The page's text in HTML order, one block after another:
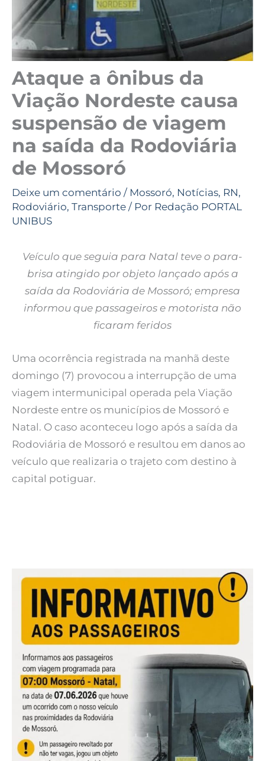
Ataque a ônibus da
Viação Nordeste causa
suspensão de viagem
na saída da Rodoviária
de Mossoró
Deixe um comentário / Mossoró, Notícias, RN,
Rodoviário, Transporte / Por Redação PORTAL
UNIBUS
Veículo que seguia para Natal teve o para-
brisa atingido por objeto lançado após a
saída da Rodoviária de Mossoró; empresa
informou que passageiros e motorista não
ficaram feridos
Uma ocorrência registrada na manhã deste
domingo (7) provocou a interrupção de uma
viagem intermunicipal operada pela Viação
Nordeste entre os municípios de Mossoró e
Natal. O caso aconteceu logo após a saída da
Rodoviária de Mossoró e resultou em danos ao
veículo que realizaria o trajeto com destino à
capital potiguar.